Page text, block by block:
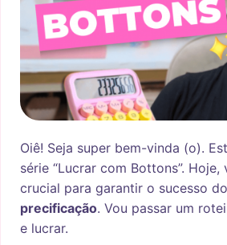
Oiê! Seja super bem-vinda (o).
série “Lucrar com Bottons”.
crucial para garantir o sucesso
precificação. Vou passar um
e lucrar.